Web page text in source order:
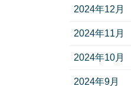
2024年12月
2024年11月
2024年10月
2024年9月